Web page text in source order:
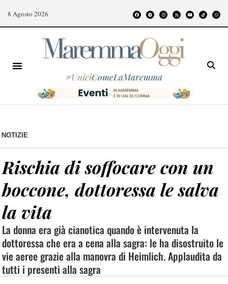
8 Agosto 2026
#UniciComeLaMaremma
NOTIZIE
Rischia di soffocare con un
boccone, dottoressa le salva
la vita
La donna era già cianotica quando è intervenuta la
dottoressa che era a cena alla sagra: le ha disostruito le
vie aeree grazie alla manovra di Heimlich. Applaudita da
tutti i presenti alla sagra